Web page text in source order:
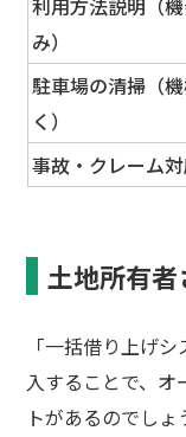
み）
駐車場の清掃（
く）
事故・クレーム
土地所有
「一括借り上げ
入することで、オ
トがあるのでし